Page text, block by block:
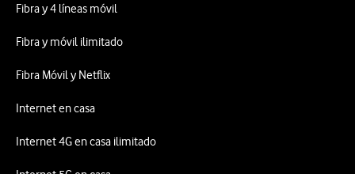
Fibra y 4 líneas móvil
Fibra y móvil ilimitado
Fibra Móvil y Netflix
Internet en casa
Internet 4G en casa ilimitado